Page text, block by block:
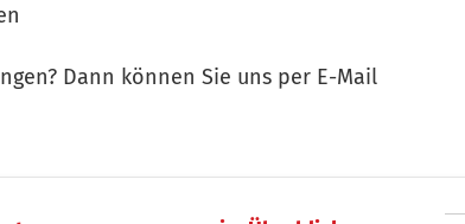
Dann können Sie uns per E-Mail